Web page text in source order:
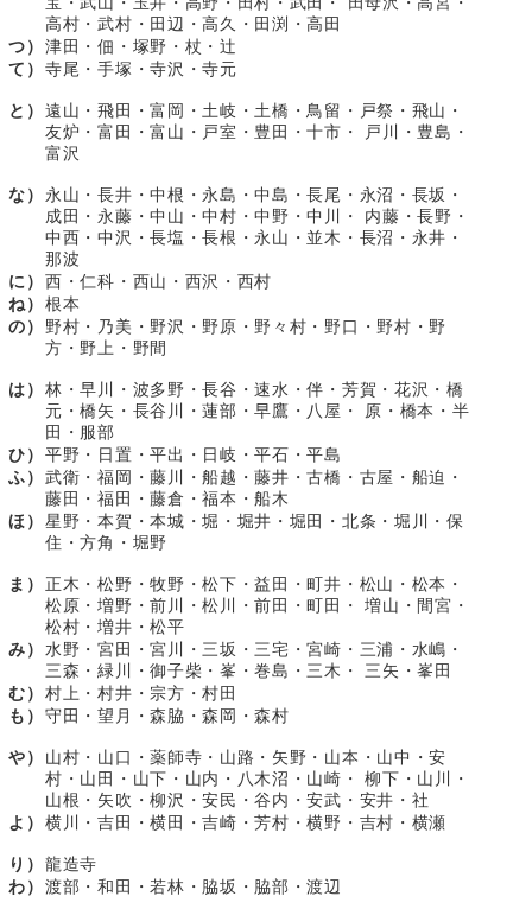
高村・武村・田辺・高久・田渕・高田
つ） 津田・佃・塚野・杖・辻
て） 寺尾・手塚・寺沢・寺元
と） 遠山・飛田・富岡・土岐・土橋・鳥留・戸祭・飛山・
友炉・富田・富山・戸室・豊田・十市・ 戸川・豊島・
富沢
な）
永山・長井・中根・永島・中島・長尾・永沼・長坂・
成田・永藤・中山・中村・中野・中川・ 内藤・長野・
中西・中沢・長塩・長根・永山・並木・長沼・永井・
那波
に） 西・仁科・西山・西沢・西村
ね） 根本
の）
野村・乃美・野沢・野原・野々村・野口・野村・野
方・野上・野間
は） 林・早川・波多野・長谷・速水・伴・芳賀・花沢・橋
元・橋矢・長谷川・蓮部・早鷹・八屋・ 原・橋本・半
田・服部
ひ） 平野・日置・平出・日岐・平石・平島
ふ） 武衛・福岡・藤川・船越・藤井・古橋・古屋・船迫・
藤田・福田・藤倉・福本・船木
ほ） 星野・本賀・本城・堀・堀井・堀田・北条・堀川・保
住・方角・堀野
ま） 正木・松野・牧野・松下・益田・町井・松山・松本・
松原・増野・前川・松川・前田・町田・ 増山・間宮・
松村・増井・松平
み） 水野・宮田・宮川・三坂・三宅・宮崎・三浦・水嶋・
三森・緑川・御子柴・峯・巻島・三木・ 三矢・峯田
む） 村上・村井・宗方・村田
も） 守田・望月・森脇・森岡・森村
や）
山村・山口・薬師寺・山路・矢野・山本・山中・安
村・山田・山下・山内・八木沼・山崎・ 柳下・山川・
山根・矢吹・柳沢・安民・谷内・安武・安井・社
よ） 横川・吉田・横田・吉崎・芳村・横野・吉村・横瀬
り） 龍造寺
わ） 渡部・和田・若林・脇坂・脇部・渡辺